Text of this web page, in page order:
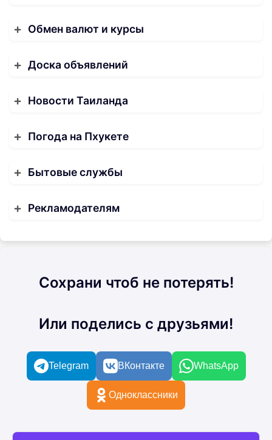
Обмен валют и курсы
Доска объявлений
Новости Таиланда
Погода на Пхукете
Бытовые службы
Рекламодателям
Сохрани чтоб не потерять!
Или поделись с друзьями!
Telegram ВКонтакте WhatsApp
Одноклассники